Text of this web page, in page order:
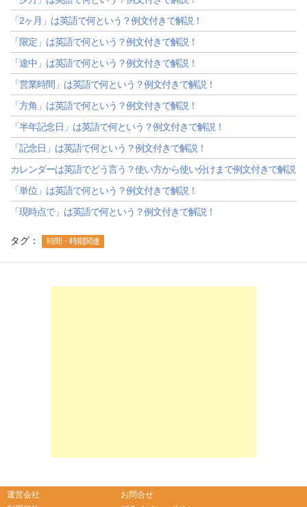
「2ヶ月」は英語で何という？例文付きで解説！
「限定」は英語で何という？例文付きで解説！
「途中」は英語で何という？例文付きで解説！
「営業時間」は英語で何という？例文付きで解説！
「方角」は英語で何という？例文付きで解説！
「半年記念日」は英語で何という？例文付きで解説！
「記念日」は英語で何という？例文付きで解説！
カレンダーは英語でどう言う？使い方から使い分けまで例文付きで解説
「単位」は英語で何という？例文付きで解説！
「現時点で」は英語で何という？例文付きで解説！
タグ： 時間・時期関連
運営会社
お問合せ